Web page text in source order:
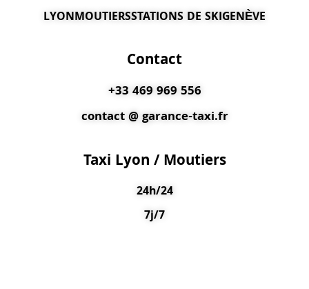
LYONMOUTIERSSTATIONS DE SKIGENÈVE
Contact
+33 469 969 556
contact @ garance-taxi.fr
Taxi Lyon / Moutiers
24h/24
7j/7